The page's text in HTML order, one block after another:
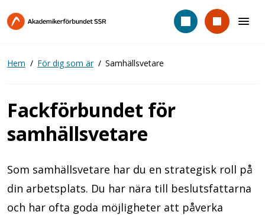
till
Hem För dig som är Samhällsvetare
Fackförbundet för
samhällsvetare
Som samhällsvetare har du en strategisk roll på
din arbetsplats. Du har nära till beslutsfattarna
och har ofta goda möjligheter att påverka